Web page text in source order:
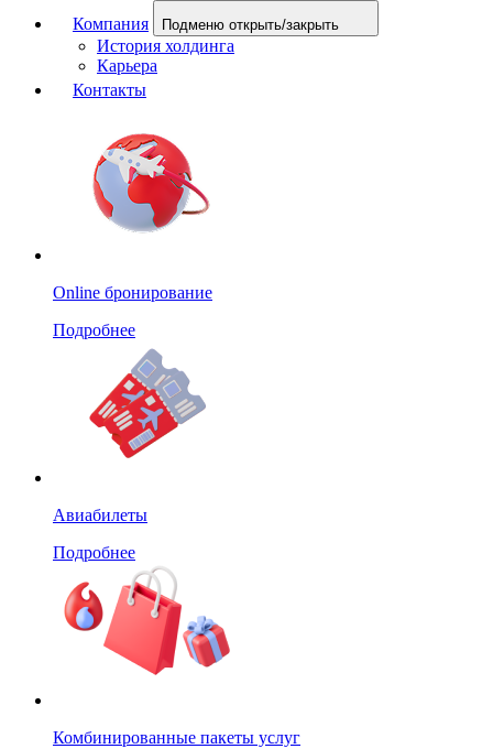
Компания
Подменю открыть/закрыть
История холдинга
Карьера
Контакты
Online бронирование
Подробнее
Авиабилеты
Подробнее
Комбинированные пакеты услуг